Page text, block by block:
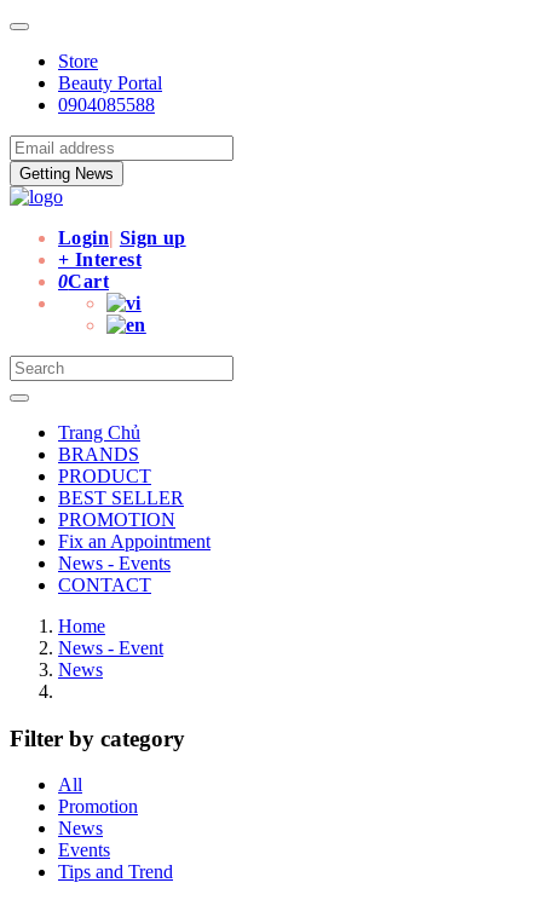
Store
Beauty Portal
0904085588
Getting News
Login| Sign up
+ Interest
0Cart
Trang Chủ
BRANDS
PRODUCT
BEST SELLER
PROMOTION
Fix an Appointment
News - Events
CONTACT
Home
News - Event
News
Filter by category
All
Promotion
News
Events
Tips and Trend